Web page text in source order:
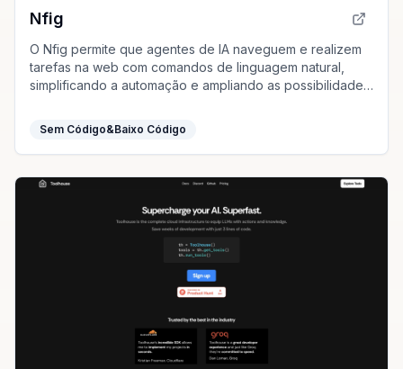
Nfig
O Nfig permite que agentes de IA naveguem e realizem
tarefas na web com comandos de linguagem natural,
simplificando a automação e ampliando as possibilidades
Sem Código&Baixo Código